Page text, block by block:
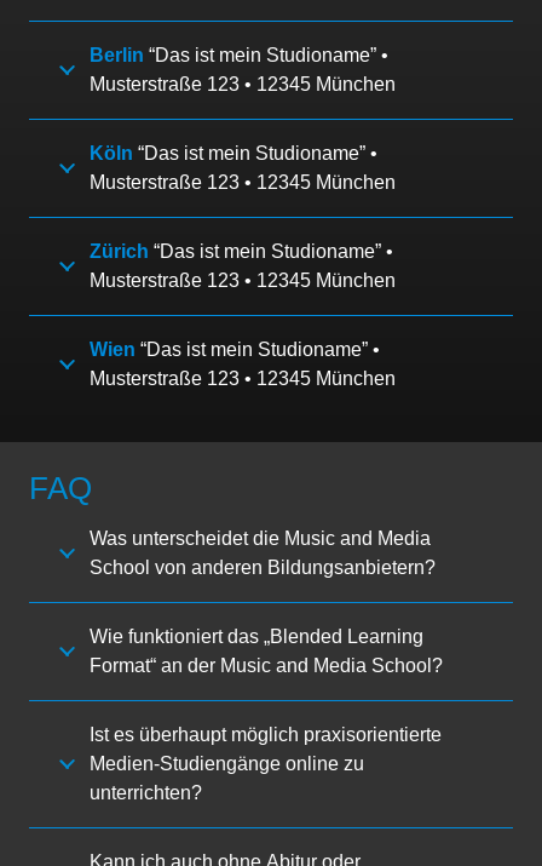
Berlin “Das ist mein Studioname” •
Musterstraße 123 • 12345 München
Köln “Das ist mein Studioname” •
Musterstraße 123 • 12345 München
Zürich “Das ist mein Studioname” •
Musterstraße 123 • 12345 München
Wien “Das ist mein Studioname” •
Musterstraße 123 • 12345 München
FAQ
Was unterscheidet die Music and Media
School von anderen Bildungsanbietern?
Wie funktioniert das „Blended Learning
Format“ an der Music and Media School?
Ist es überhaupt möglich praxisorientierte
Medien-Studiengänge online zu
unterrichten?
Kann ich auch ohne Abitur oder